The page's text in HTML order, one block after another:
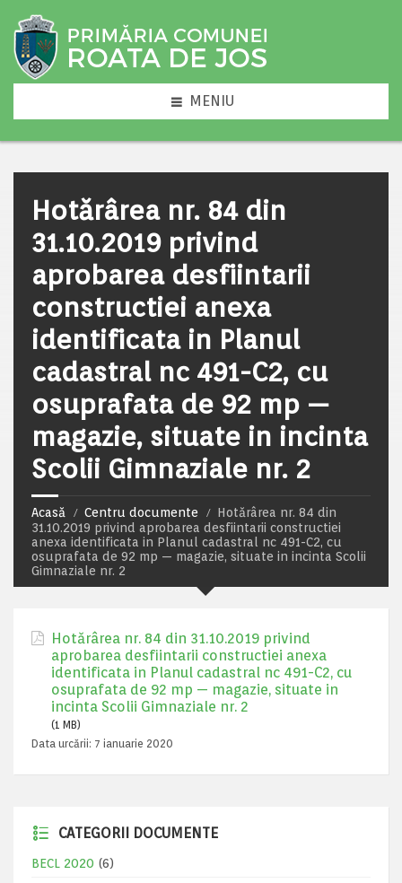
MENIU
Hotărârea nr. 84 din
31.10.2019 privind
aprobarea desfiintarii
constructiei anexa
identificata in Planul
cadastral nc 491-C2, cu
osuprafata de 92 mp —
magazie, situate in incinta
Scolii Gimnaziale nr. 2
Acasă Centru documente
Hotărârea nr. 84 din
31.10.2019 privind aprobarea desfiintarii constructiei
anexa identificata in Planul cadastral nc 491-C2, cu
osuprafata de 92 mp — magazie, situate in incinta Scolii
Gimnaziale nr. 2
Hotărârea nr. 84 din 31.10.2019 privind
aprobarea desfiintarii constructiei anexa
identificata in Planul cadastral nc 491-C2, cu
osuprafata de 92 mp — magazie, situate in
incinta Scolii Gimnaziale nr. 2
(1 MB)
Data urcării: 7 ianuarie 2020
CATEGORII DOCUMENTE
BECL 2020 (6)